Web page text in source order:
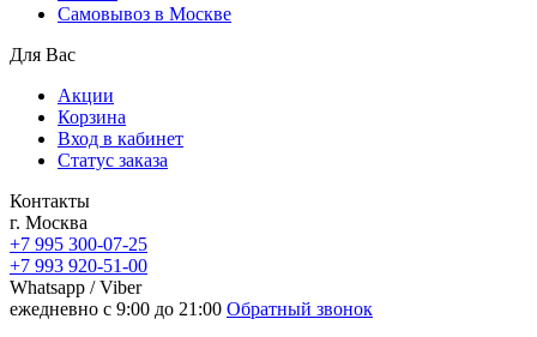
Самовывоз в Москве
Для Вас
Акции
Корзина
Вход в кабинет
Статус заказа
Контакты
г. Москва
+7 995 300-07-25
+7 993 920-51-00
Whatsapp / Viber
ежедневно с 9:00 до 21:00 Обратный звонок